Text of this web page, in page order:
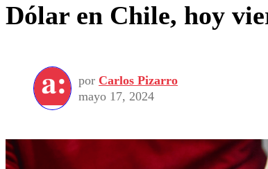
Dólar en Chile, hoy
por Carlos Pizarro
mayo 17, 2024